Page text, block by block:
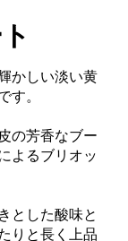
かしい淡い黄
す。
の芳香なブー
よるブリオッ
とした酸味と
りと長く上品